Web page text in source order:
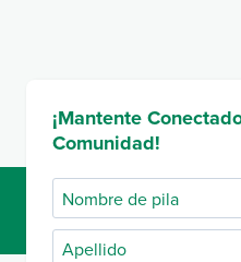
¡Mantente
Comunidad!
Nombre
de
pila
Apellido